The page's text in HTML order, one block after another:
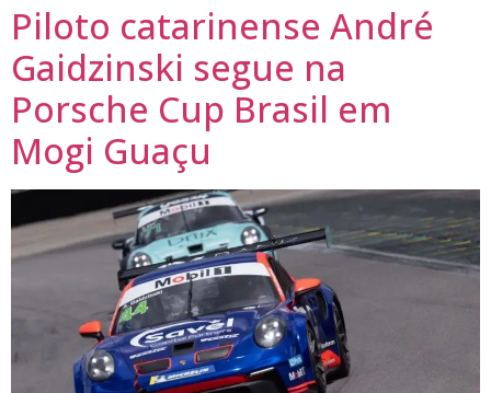
Piloto catarinense André
Gaidzinski segue na
Porsche Cup Brasil em
Mogi Guaçu